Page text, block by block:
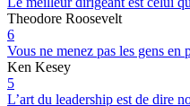
Theodore Roosevelt
6
Vous ne menez pas les gens
Ken Kesey
5
L’art du leadership est de dire